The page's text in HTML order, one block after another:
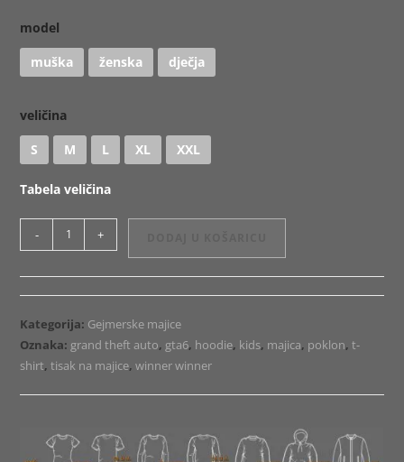
model
muška
ženska dječja
veličina
S
M L XL XXL
Tabela veličina
ili
Hoodie
GTA6
logo
količina
- +
Kategorija: Gejmerske majice
Oznaka: grand theft auto, gta6, hoodie, kids, majica, poklon,t-
shirt,tisak na majice,winner winner